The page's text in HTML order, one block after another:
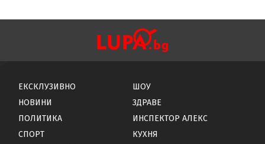
ЕКСКЛУЗИВНО
НОВИНИ
ПОЛИТИКА
СПОРТ
ШОУ
ЗДРАВЕ
ИНСПЕКТОР АЛЕКС
КУХНЯ